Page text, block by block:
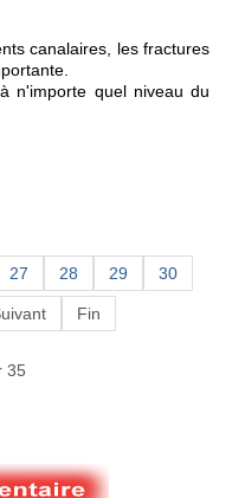
canalaires, les fractures
n'importe quel niveau du
27 28 29 30
Fin
35